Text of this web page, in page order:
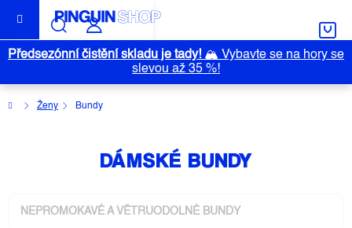
obsah
Předsezónní čistění skladu je tady!🏔️ Vybavte se na hory se
slevou až 35 %!
DomůŽeny Bundy
DÁMSKÉ BUNDY
NEPROMOKAVÉ A VĚTRUODOLNÉ BUNDY